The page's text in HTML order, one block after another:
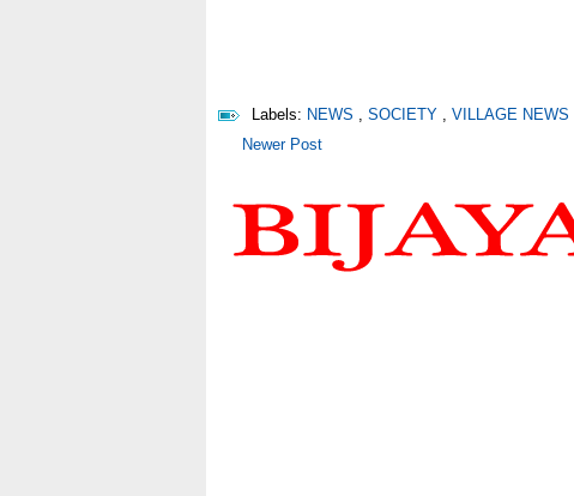
Labels: NEWS , SOCIETY , VILLAGE NEWS
Newer Post